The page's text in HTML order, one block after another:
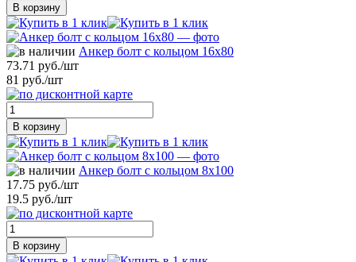
В корзину
Анкер болт с кольцом 16х80
73.71 руб./шт
81 руб./шт
В корзину
Анкер болт с кольцом 8х100
17.75 руб./шт
19.5 руб./шт
В корзину